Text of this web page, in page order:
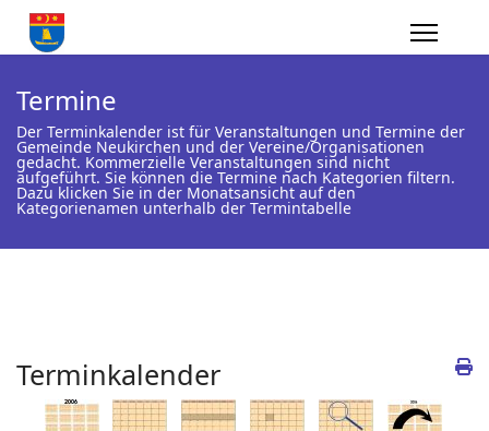
Termine
Der Terminkalender ist für Veranstaltungen und Termine der
Gemeinde Neukirchen und der Vereine/Organisationen
gedacht. Kommerzielle Veranstaltungen sind nicht
aufgeführt. Sie können die Termine nach Kategorien filtern.
Dazu klicken Sie in der Monatsansicht auf den
Kategorienamen unterhalb der Termintabelle
Terminkalender